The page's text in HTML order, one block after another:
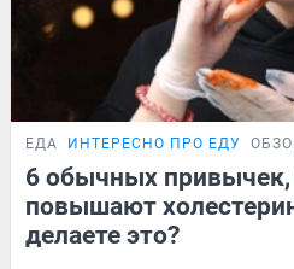
ЕДА ИНТЕРЕСНО ПРО ЕДУ
6 обычных
повышают
делаете это?